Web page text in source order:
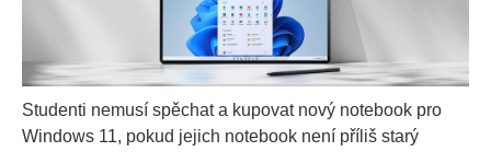
Studenti nemusí spěchat a kupovat nový notebook pro
Windows 11, pokud jejich notebook není příliš starý